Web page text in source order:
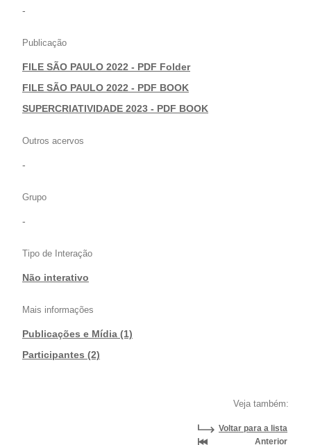
-
Publicação
FILE SÃO PAULO 2022 - PDF Folder
|FILE SÃO PAULO 2022 - PDF BOOK
|SUPERCRIATIVIDADE 2023 - PDF BOOK
Outros acervos
-
Grupo
-
Tipo de Interação
Não interativo
Mais informações
Publicações e Mídia (1)
|Participantes (2)
Veja também:
Voltar para a lista
Anterior